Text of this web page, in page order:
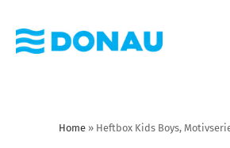
Home » Heftbox Kids Boys,